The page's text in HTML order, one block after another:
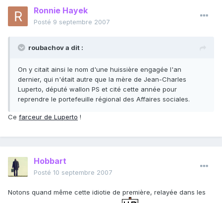
Ronnie Hayek
Posté 9 septembre 2007
roubachov a dit :
On y citait ainsi le nom d'une huissière engagée l'an
dernier, qui n'était autre que la mère de Jean-Charles
Luperto, député wallon PS et cité cette année pour
reprendre le portefeuille régional des Affaires sociales.
Ce farceur de Luperto !
Hobbart
Posté 10 septembre 2007
Notons quand même cette idiotie de première, relayée dans les